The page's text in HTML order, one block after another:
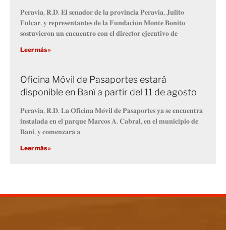
𝐏𝐞𝐫𝐚𝐯𝐢𝐚, 𝐑.𝐃. 𝐄𝐥 𝐬𝐞𝐧𝐚𝐝𝐨𝐫 𝐝𝐞 𝐥𝐚 𝐩𝐫𝐨𝐯𝐢𝐧𝐜𝐢𝐚 𝐏𝐞𝐫𝐚𝐯𝐢𝐚, 𝐉𝐮𝐥𝐢𝐭𝐨
𝐅𝐮𝐥𝐜𝐚𝐫, 𝐲 𝐫𝐞𝐩𝐫𝐞𝐬𝐞𝐧𝐭𝐚𝐧𝐭𝐞𝐬 𝐝𝐞 𝐥𝐚 𝐅𝐮𝐧𝐝𝐚𝐜𝐢𝐨́𝐧 𝐌𝐨𝐧𝐭𝐞 𝐁𝐨𝐧𝐢𝐭𝐨
𝐬𝐨𝐬𝐭𝐮𝐯𝐢𝐞𝐫𝐨𝐧 𝐮𝐧 𝐞𝐧𝐜𝐮𝐞𝐧𝐭𝐫𝐨 𝐜𝐨𝐧 𝐞𝐥 𝐝𝐢𝐫𝐞𝐜𝐭𝐨𝐫 𝐞𝐣𝐞𝐜𝐮𝐭𝐢𝐯𝐨 𝐝𝐞
Leer más »
Oficina Móvil de Pasaportes estará
disponible en Baní a partir del 11 de agosto
𝐏𝐞𝐫𝐚𝐯𝐢𝐚, 𝐑.𝐃. 𝐋𝐚 𝐎𝐟𝐢𝐜𝐢𝐧𝐚 𝐌𝐨́𝐯𝐢𝐥 𝐝𝐞 𝐏𝐚𝐬𝐚𝐩𝐨𝐫𝐭𝐞𝐬 𝐲𝐚 𝐬𝐞 𝐞𝐧𝐜𝐮𝐞𝐧𝐭𝐫𝐚
𝐢𝐧𝐬𝐭𝐚𝐥𝐚𝐝𝐚 𝐞𝐧 𝐞𝐥 𝐩𝐚𝐫𝐪𝐮𝐞 𝐌𝐚𝐫𝐜𝐨𝐬 𝐀. 𝐂𝐚𝐛𝐫𝐚𝐥, 𝐞𝐧 𝐞𝐥 𝐦𝐮𝐧𝐢𝐜𝐢𝐩𝐢𝐨 𝐝𝐞
𝐁𝐚𝐧𝐢́, 𝐲 𝐜𝐨𝐦𝐞𝐧𝐳𝐚𝐫𝐚́ 𝐚
Leer más »